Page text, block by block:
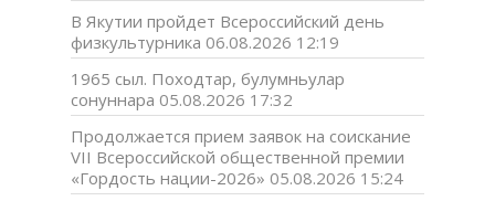
В Якутии пройдет Всероссийский день
физкультурника 06.08.2026 12:19
1965 сыл. Походтар, булумньулар
сонуннара 05.08.2026 17:32
Продолжается прием заявок на соискание
VII Всероссийской общественной премии
«Гордость нации-2026» 05.08.2026 15:24